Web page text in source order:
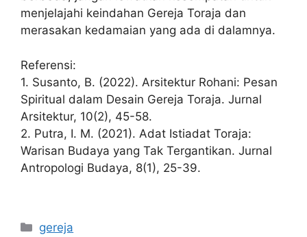
menjelajahi keindahan Gereja Toraja dan
merasakan kedamaian yang ada di dalamnya.
Referensi:
1. Susanto, B. (2022). Arsitektur Rohani: Pesan
Spiritual dalam Desain Gereja Toraja. Jurnal
Arsitektur, 10(2), 45-58.
2. Putra, I. M. (2021). Adat Istiadat Toraja:
Warisan Budaya yang Tak Tergantikan. Jurnal
Antropologi Budaya, 8(1), 25-39.
Categories
gereja